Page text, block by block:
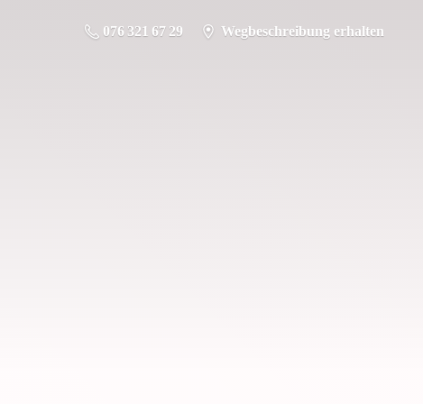
076 321 67 29 Wegbeschreibung erhalten